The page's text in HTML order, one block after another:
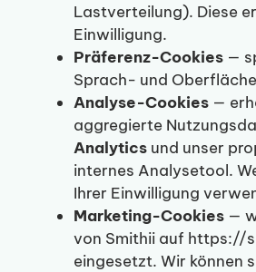
Lastverteilung). Diese
Einwilligung.
Präferenz-Cookies —
Sprach- und
Analyse-Cookies —
aggregierte
Analytics und unser
internes Analysetool.
Ihrer Einwilligung
Marketing-Cookies —
von Smithii auf https://
eingesetzt. Wir können